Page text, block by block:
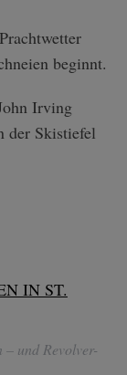
beginnt.
Irving
der Skistiefel
und Revolver-